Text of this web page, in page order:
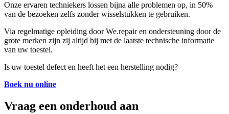
Onze ervaren techniekers lossen bijna alle problemen op, in 50%
van de bezoeken zelfs zonder wisselstukken te gebruiken.
Via regelmatige opleiding door We.repair en ondersteuning door de
grote merken zijn zij altijd bij met de laatste technische informatie
van uw toestel.
Is uw toestel defect en heeft het een herstelling nodig?
Boek nu online
Vraag een onderhoud aan